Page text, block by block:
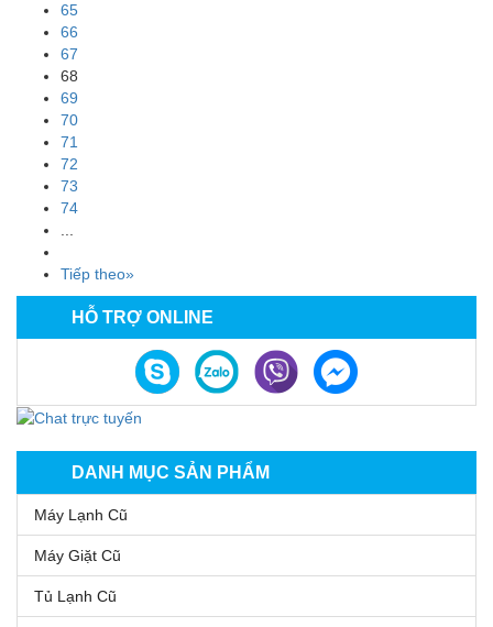
HỖ TRỢ ONLINE
DANH MỤC SẢN PHẨM
Máy Lạnh Cũ
Máy Giặt Cũ
Tủ Lạnh Cũ
65
66
67
68
69
70
71
72
73
74
Tiếp theo»